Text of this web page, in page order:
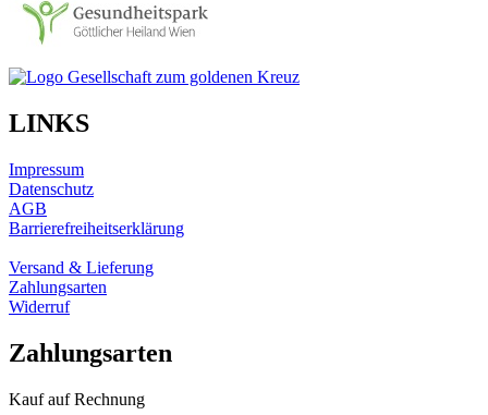
LINKS
Impressum
Datenschutz
AGB
Barrierefreiheitserklärung
Versand & Lieferung
Zahlungsarten
Widerruf
Zahlungsarten
Kauf auf Rechnung